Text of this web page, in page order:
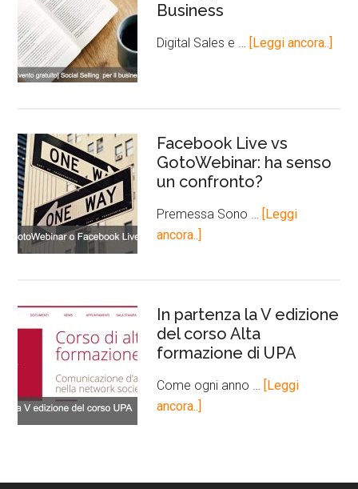
Business
Digital Sales e … [Leggi ancora..]
Facebook Live vs
GotoWebinar: ha senso
un confronto?
Premessa Sono … [Leggi
ancora..]
In partenza la V edizione
del corso Alta
formazione di UPA
Come ogni anno … [Leggi
ancora..]